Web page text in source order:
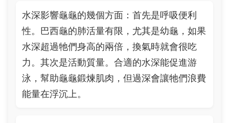
水深影響龜龜的幾個方面：首先是呼吸便利
性。巴西龜的肺活量有限，尤其是幼龜，如果
水深超過牠們身高的兩倍，換氣時就會很吃
力。其次是活動質量。合適的水深能促進游
泳，幫助龜龜鍛煉肌肉，但過深會讓牠們浪費
能量在浮沉上。